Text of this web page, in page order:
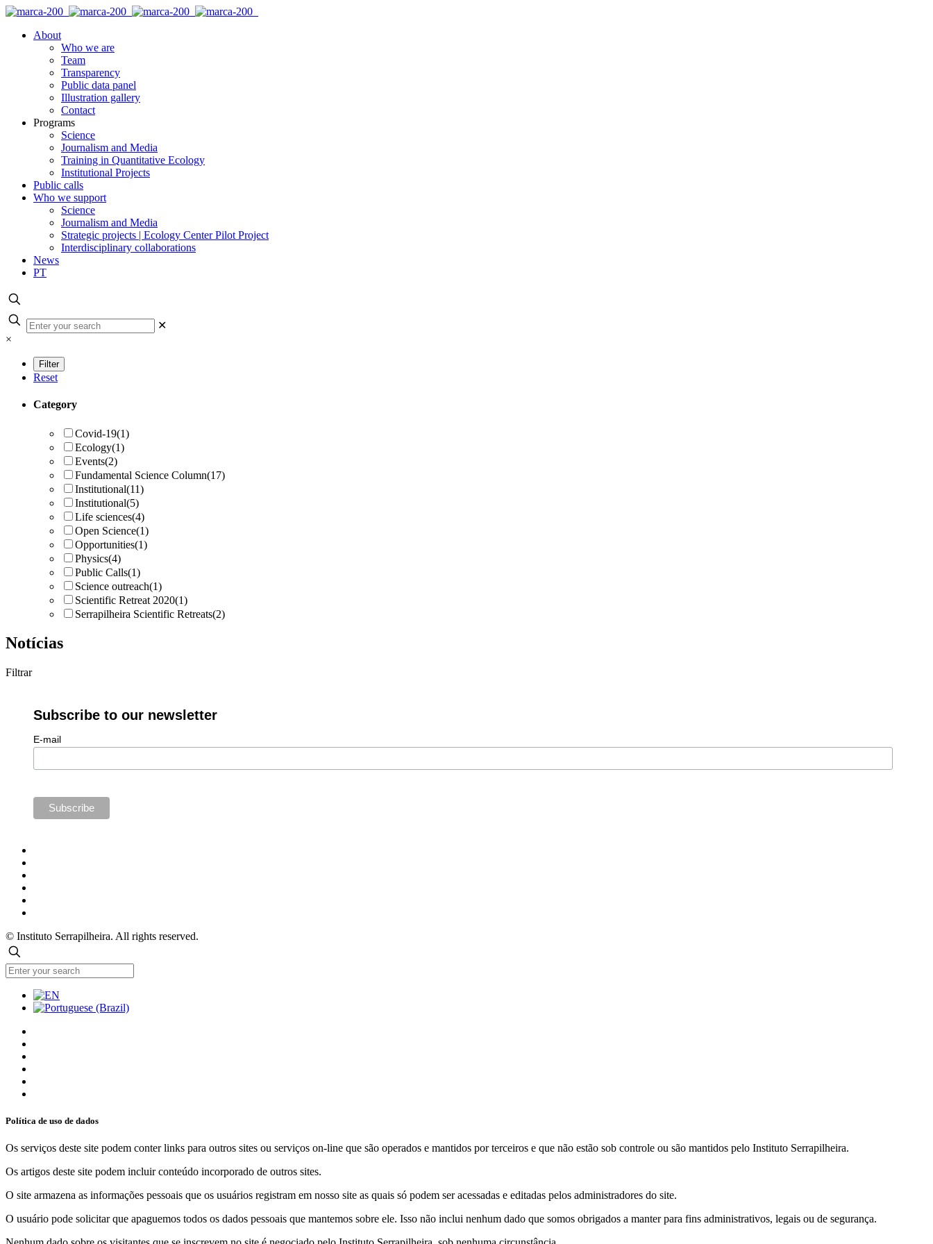
About
Who we are
Team
Transparency
Public data panel
Illustration gallery
Contact
Programs
Science
Journalism and Media
Training in Quantitative Ecology
Institutional Projects
Public calls
Who we support
Science
Journalism and Media
Strategic projects | Ecology Center Pilot Project
Interdisciplinary collaborations
News
PT
✕
×
Reset
Category
Covid-19(1)
Ecology(1)
Events(2)
Fundamental Science Column(17)
Institutional(11)
Institutional(5)
Life sciences(4)
Open Science(1)
Opportunities(1)
Physics(4)
Public Calls(1)
Science outreach(1)
Scientific Retreat 2020(1)
Serrapilheira Scientific Retreats(2)
Notícias
Filtrar
Subscribe to our newsletter
E-mail
© Instituto Serrapilheira. All rights reserved.
Política de uso de dados
Os serviços deste site podem conter links para outros sites ou serviços on-line que são operados e mantidos por terceiros e que não estão sob controle ou são mantidos pelo Instituto Serrapilheira.
Os artigos deste site podem incluir conteúdo incorporado de outros sites.
O site armazena as informações pessoais que os usuários registram em nosso site as quais só podem ser acessadas e editadas pelos administradores do site.
O usuário pode solicitar que apaguemos todos os dados pessoais que mantemos sobre ele. Isso não inclui nenhum dado que somos obrigados a manter para fins administrativos, legais ou de segurança.